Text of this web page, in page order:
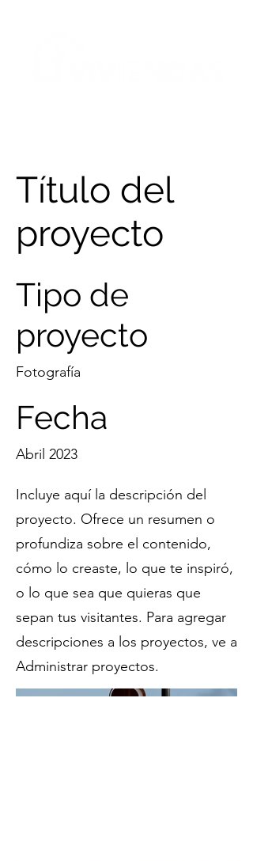
Título del
proyecto
Tipo de
proyecto
Fotografía
Fecha
Abril 2023
Incluye aquí la descripción del
proyecto. Ofrece un resumen o
profundiza sobre el contenido,
cómo lo creaste, lo que te inspiró,
o lo que sea que quieras que
sepan tus visitantes. Para agregar
descripciones a los proyectos, ve a
Administrar proyectos.